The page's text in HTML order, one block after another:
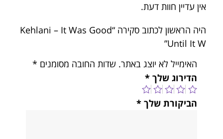
אין עדיין חוות דעת.
היה הראשון לכתוב סקירה “Kehlani – It Was Good
Until It W”
האימייל לא יוצג באתר. שדות החובה מסומנים *
הדירוג שלך *
הביקורת שלך *